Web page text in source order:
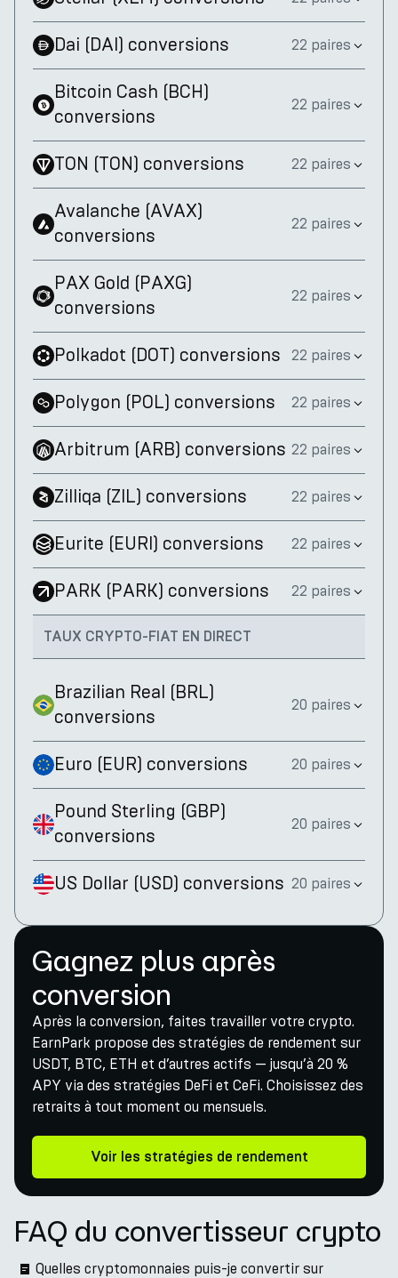
Dai (DAI) conversions 22 paires
Bitcoin Cash (BCH)
conversions
22 paires
TON (TON) conversions 22 paires
Avalanche (AVAX)
conversions
22 paires
PAX Gold (PAXG)
conversions
22 paires
Polkadot (DOT) conversions 22 paires
Polygon (POL) conversions 22 paires
Arbitrum (ARB) conversions 22 paires
Zilliqa (ZIL) conversions 22 paires
Eurite (EURI) conversions 22 paires
PARK (PARK) conversions 22 paires
TAUX CRYPTO-FIAT EN DIRECT
Brazilian Real (BRL)
conversions
20 paires
Euro (EUR) conversions 20 paires
Pound Sterling (GBP)
conversions
20 paires
US Dollar (USD) conversions 20 paires
Gagnez plus après
conversion
Après la conversion, faites travailler votre crypto.
EarnPark propose des stratégies de rendement sur
USDT, BTC, ETH et d’autres actifs — jusqu’à 20 %
APY via des stratégies DeFi et CeFi. Choisissez des
retraits à tout moment ou mensuels.
Voir les stratégies de rendement
FAQ du convertisseur crypto
Quelles cryptomonnaies puis-je convertir sur